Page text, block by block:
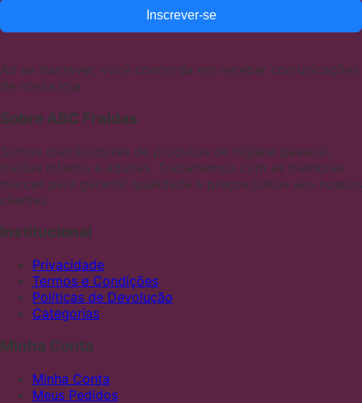
Inscrever-se
Ao se inscrever, você concorda em receber comunicações
de nossa loja.
Sobre ABC Fraldas
Somos distribuidores de produtos de higiene pessoal,
fraldas infantis e adultas. Trabalhamos com as melhores
marcas para garantir qualidade e preços justos aos nossos
clientes
Institucional
Privacidade
Termos e Condições
Políticas de Devolução
Categorias
Minha Conta
Minha Conta
Meus Pedidos